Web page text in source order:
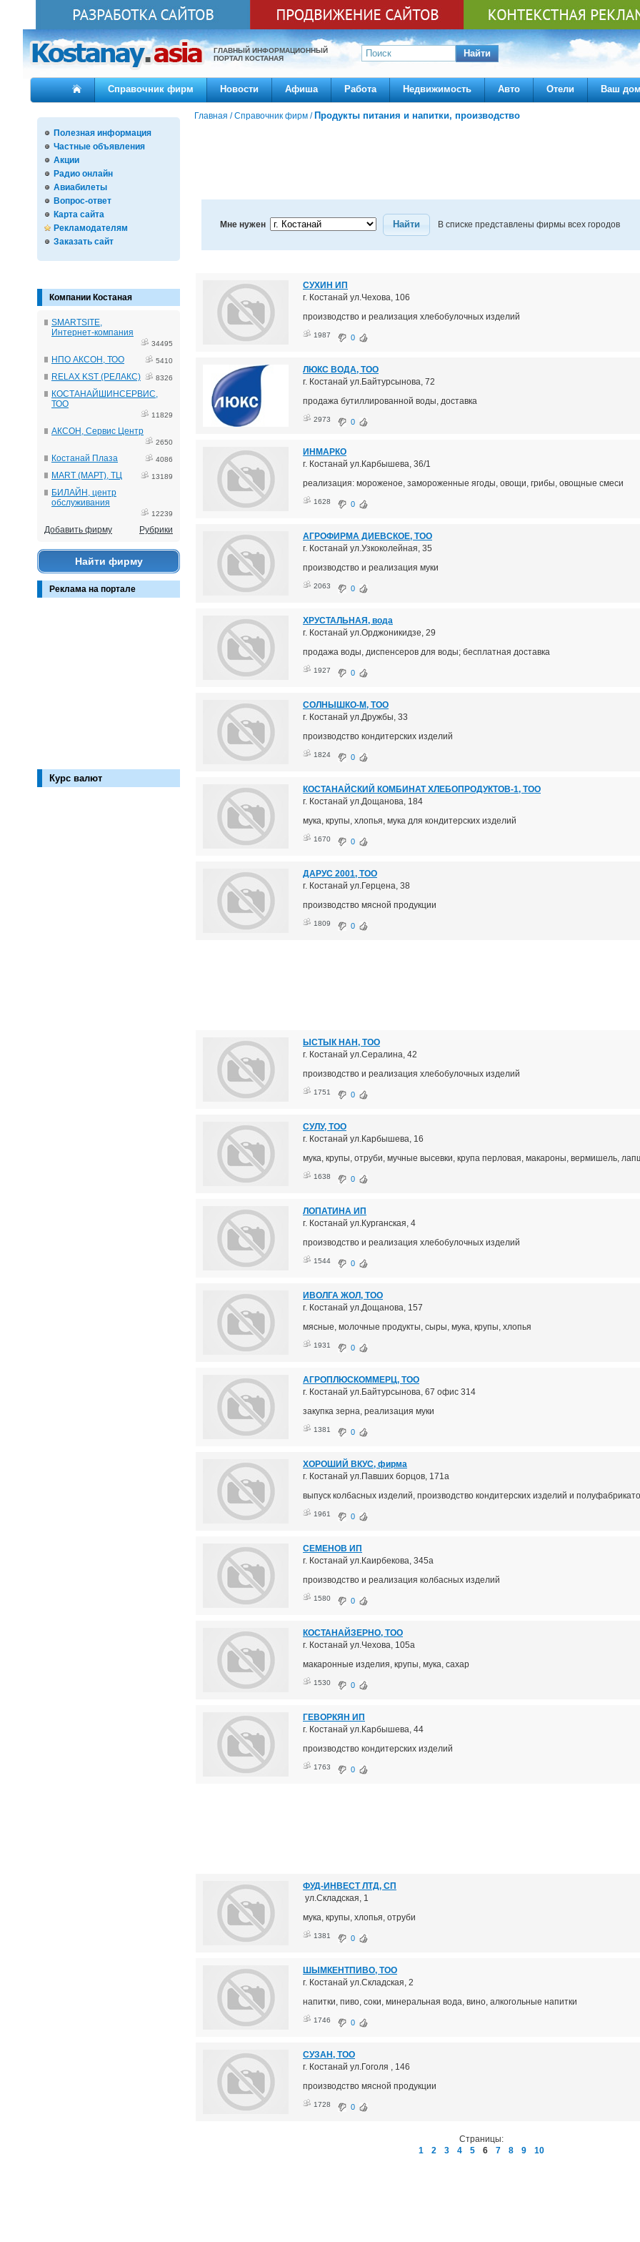
ГЛАВНЫЙ ИНФОРМАЦИОННЫЙ
ПОРТАЛ КОСТАНАЯ
Найти
Справочник фирм Новости Афиша Работа Недвижимость Авто Отели Ваш
Полезная информация
Частные объявления
Акции
Радио онлайн
Авиабилеты
Вопрос-ответ
Карта сайта
Рекламодателям
Заказать сайт
Компании Костаная
SMARTSITE,
Интернет-компания
34495
НПО АКСОН, ТОО 5410
RELAX KST (РЕЛАКС) 8326
КОСТАНАЙШИНСЕРВИС,
ТОО
11829
АКСОН, Сервис Центр
2650
Костанай Плаза 4086
MART (МАРТ), ТЦ 13189
БИЛАЙН, центр
обслуживания
12239
Добавить фирму Рубрики
Найти фирму
Реклама на портале
Курс валют
Главная /Справочник фирм / Продукты питания и напитки, производство
Мне нужен Найти В списке представлены фирмы всех городов
СУХИН ИП
г. Костанай ул.Чехова, 106
производство и реализация хлебобулочных изделий
1987 0
ЛЮКС ВОДА, ТОО
г. Костанай ул.Байтурсынова, 72
продажа бутиллированной воды, доставка
2973 0
ИНМАРКО
г. Костанай ул.Карбышева, 36/1
реализация: мороженое, замороженные ягоды, овощи, грибы, овощные смеси
1628 0
АГРОФИРМА ДИЕВСКОЕ, ТОО
г. Костанай ул.Узкоколейная, 35
производство и реализация муки
2063 0
ХРУСТАЛЬНАЯ, вода
г. Костанай ул.Орджоникидзе, 29
продажа воды, диспенсеров для воды; бесплатная доставка
1927 0
СОЛНЫШКО-М, ТОО
г. Костанай ул.Дружбы, 33
производство кондитерских изделий
1824 0
КОСТАНАЙСКИЙ КОМБИНАТ ХЛЕБОПРОДУКТОВ-1, ТОО
г. Костанай ул.Дощанова, 184
мука, крупы, хлопья, мука для кондитерских изделий
1670 0
ДАРУС 2001, ТОО
г. Костанай ул.Герцена, 38
производство мясной продукции
1809 0
ЫСТЫК НАН, ТОО
г. Костанай ул.Сералина, 42
производство и реализация хлебобулочных изделий
1751 0
СУЛУ, ТОО
г. Костанай ул.Карбышева, 16
мука, крупы, отруби, мучные высевки, крупа перловая, макароны, вермишель,
1638 0
ЛОПАТИНА ИП
г. Костанай ул.Курганская, 4
производство и реализация хлебобулочных изделий
1544 0
ИВОЛГА ЖОЛ, ТОО
г. Костанай ул.Дощанова, 157
мясные, молочные продукты, сыры, мука, крупы, хлопья
1931 0
АГРОПЛЮСКОММЕРЦ, ТОО
г. Костанай ул.Байтурсынова, 67 офис 314
закупка зерна, реализация муки
1381 0
ХОРОШИЙ ВКУС, фирма
г. Костанай ул.Павших борцов, 171а
выпуск колбасных изделий, производство кондитерских изделий и
1961 0
СЕМЕНОВ ИП
г. Костанай ул.Каирбекова, 345а
производство и реализация колбасных изделий
1580 0
КОСТАНАЙЗЕРНО, ТОО
г. Костанай ул.Чехова, 105а
макаронные изделия, крупы, мука, сахар
1530 0
ГЕВОРКЯН ИП
г. Костанай ул.Карбышева, 44
производство кондитерских изделий
1763 0
ФУД-ИНВЕСТ ЛТД, СП
ул.Складская, 1
мука, крупы, хлопья, отруби
1381 0
ШЫМКЕНТПИВО, ТОО
г. Костанай ул.Складская, 2
напитки, пиво, соки, минеральная вода, вино, алкогольные напитки
1746 0
СУЗАН, ТОО
г. Костанай ул.Гоголя , 146
производство мясной продукции
1728 0
Страницы:
1
2 3 4 5 6 7 8 9 10